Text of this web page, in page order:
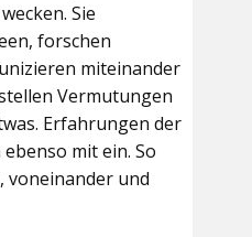
Sie
forschen
miteinander
Vermutungen
Erfahrungen der
mit ein. So
voneinander und